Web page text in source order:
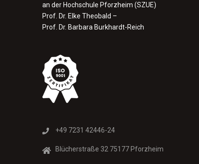
an der Hochschule Pforzheim (SZUE)
Prof. Dr. Elke Theobald –
Prof. Dr. Barbara Burkhardt-Reich
+49 7231 42446-24
Blücherstraße 32 75177 Pforzheim